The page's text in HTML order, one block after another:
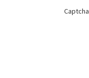
Captcha